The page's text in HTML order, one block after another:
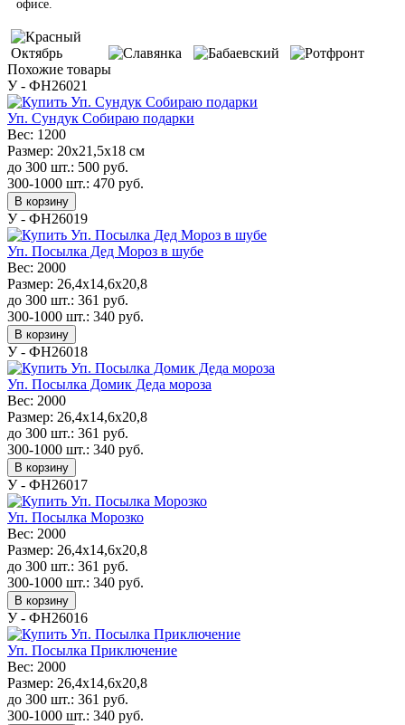
офисе.
Похожие товары
У - ФН26021
Уп. Сундук Собираю подарки
Вес: 1200
Размер: 20x21,5x18 см
до 300 шт.: 500 руб.
300-1000 шт.: 470 руб.
В корзину
У - ФН26019
Уп. Посылка Дед Мороз в шубе
Вес: 2000
Размер: 26,4x14,6x20,8
до 300 шт.: 361 руб.
300-1000 шт.: 340 руб.
В корзину
У - ФН26018
Уп. Посылка Домик Деда мороза
Вес: 2000
Размер: 26,4x14,6x20,8
до 300 шт.: 361 руб.
300-1000 шт.: 340 руб.
В корзину
У - ФН26017
Уп. Посылка Морозко
Вес: 2000
Размер: 26,4x14,6x20,8
до 300 шт.: 361 руб.
300-1000 шт.: 340 руб.
В корзину
У - ФН26016
Уп. Посылка Приключение
Вес: 2000
Размер: 26,4x14,6x20,8
до 300 шт.: 361 руб.
300-1000 шт.: 340 руб.